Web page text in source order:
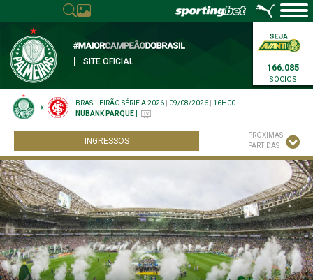
SITE OFICIAL
166.085
SÓCIOS
X
BRASILEIRÃO SÉRIE A 2026 09/08/2026
16H00
NUBANK PARQUE
INGRESSOS
PRÓXIMAS
PARTIDAS